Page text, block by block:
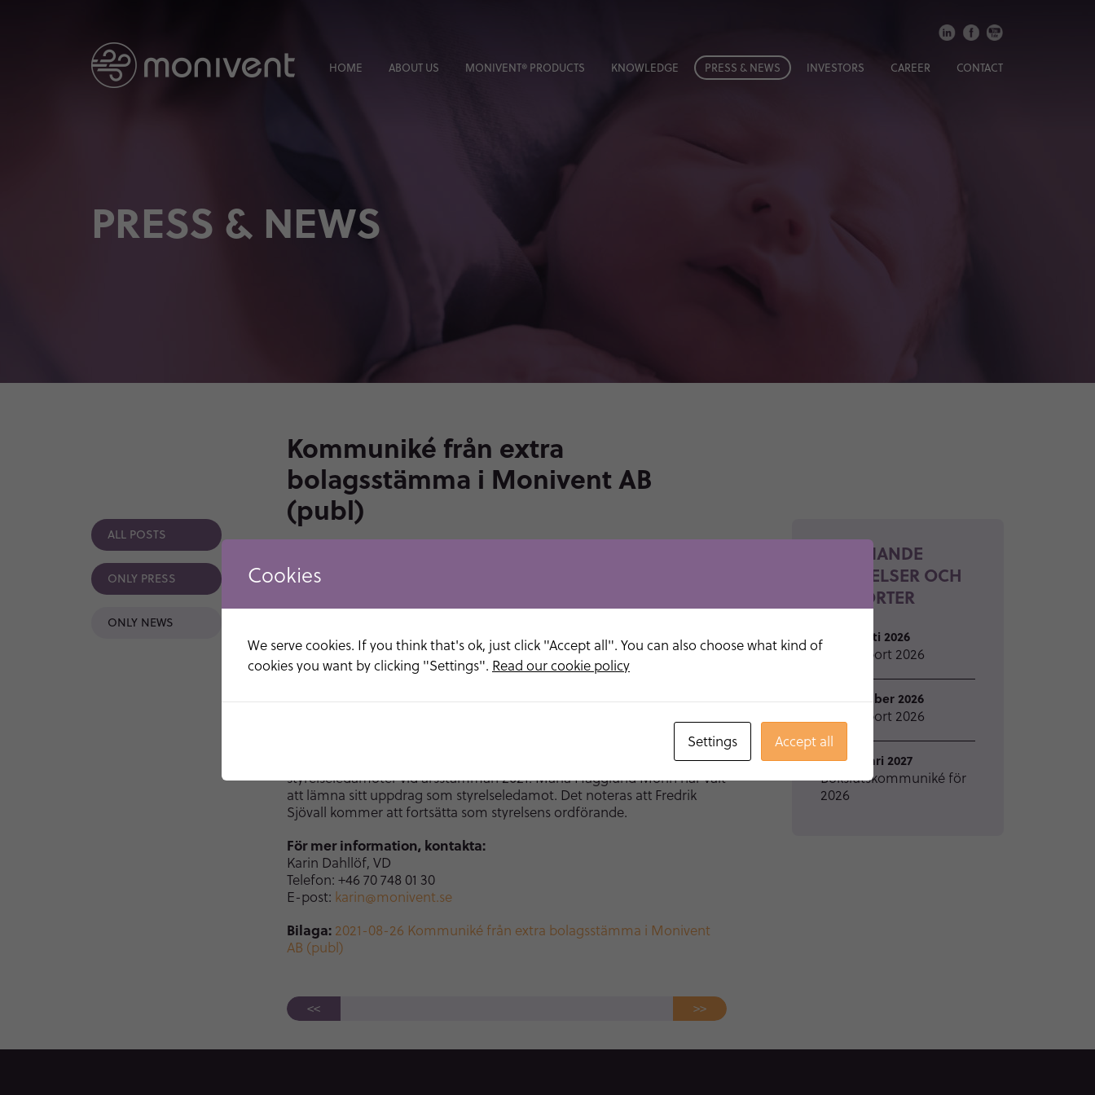
HOME ABOUT US MONIVENT® PRODUCTS KNOWLEDGE PRESS & NEWS INVESTORS CAREER CONTACT
PRESS & NEWS
ALL POSTS
ONLY PRESS
ONLY NEWS
Kommuniké från extra
bolagsstämma i Monivent AB
(publ)
bolagsstämma. Med anledning av rådande covid-19-pandemi
stämman fattades bland annat följande beslut.
Val av nya styrelseledamöter
Stämman beslutade, i enlighet med valberedningens förslag, om val av
Camilla Myhre Sandberg och Lars Mattson till nya styrelseledamöter för
tiden intill slutet av nästa årsstämma, utöver Fredrik Sjövall, Mattias
styrelseledamöter vid årsstämman 2021. Maria Hägglund Morin har valt
att lämna sitt uppdrag som styrelseledamot. Det noteras att Fredrik
Sjövall kommer att fortsätta som styrelsens ordförande.
För mer information, kontakta:
Karin Dahllöf, VD
Telefon: +46 70 748 01 30
E-post: karin@monivent.se
Bilaga: 2021-08-26 Kommuniké från extra bolagsstämma i Monivent
AB (publ)
<< >>
KOMMANDE
HÄNDELSER OCH
RAPPORTER
26 augusti 2026
Q2-rapport 2026
18 november 2026
Q3-rapport 2026
26 februari 2027
Bokslutskommuniké för
2026
Cookies
We serve cookies. If you think that's ok, just click "Accept all". You can also choose what kind of
cookies you want by clicking "Settings". Read our cookie policy
Settings Accept all